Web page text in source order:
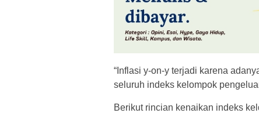
“Inflasi y-on-y terjadi karena
seluruh indeks kelompok
Berikut rincian kenaikan indeks